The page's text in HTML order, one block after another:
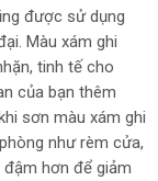
được sử dụng
Màu xám ghi
tinh tế cho
của bạn thêm
sơn màu xám ghi
như rèm cửa,
hơn để giảm